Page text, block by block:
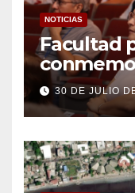
NOTICIAS
Facultad
julio
30 DE JULIO